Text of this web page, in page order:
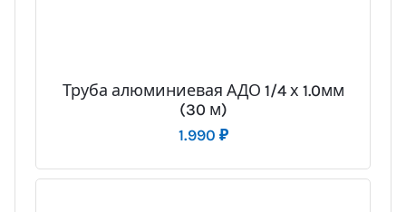
Труба алюминиевая АДО 1/4 х 1.0мм
(30 м)
1.990 ₽